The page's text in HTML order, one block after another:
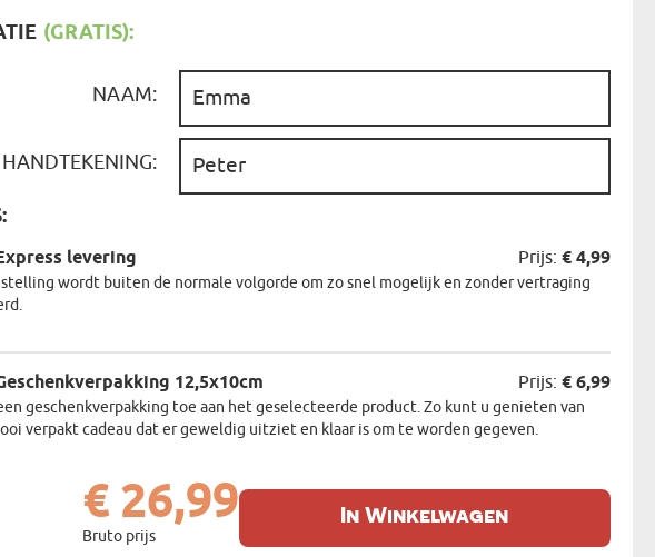
FIETSER
SENIOREN
BRANDWEERMAN
GRAPPENMAKER
(GRATIS):
NAAM:
HANDTEKENING:
levering Prijs: € 4,99
wordt buiten de normale volgorde om zo snel mogelijk en zonder vertraging
12,5x10cm Prijs: € 6,99
geschenkverpakking toe aan het geselecteerde product. Zo kunt u genieten van
verpakt cadeau dat er geweldig uitziet en klaar is om te worden gegeven.
€ 26,99
Bruto prijs
In Winkelwagen